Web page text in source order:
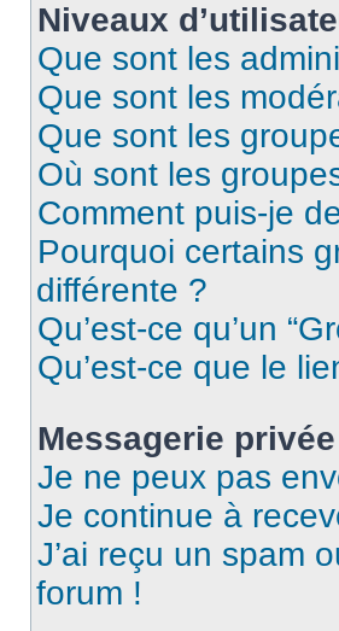
Niveaux
Que sont les
Que sont les
Que sont les
Où sont les
Comment puis-je
Pourquoi certains
différente ?
Qu’est-ce qu’un
Qu’est-ce que le
Messagerie privée
Je ne peux pas
Je continue à
J’ai reçu un spam
forum !